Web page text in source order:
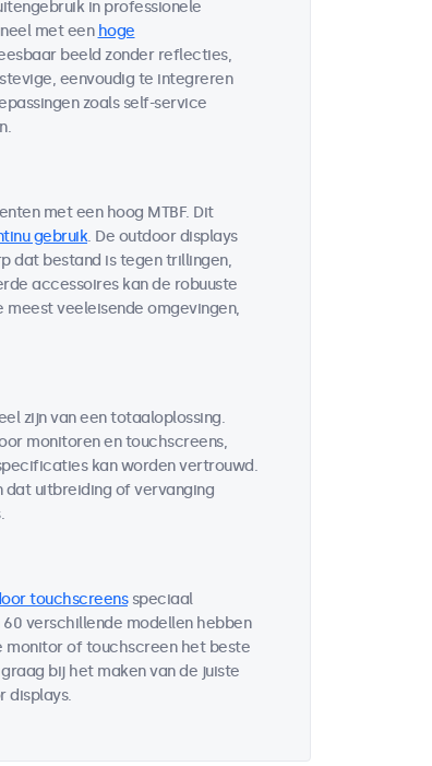
in professionele
met een hoge
beeld zonder reflecties,
eenvoudig te integreren
zoals self-service
met een hoog MTBF. Dit
gebruik. De outdoor displays
dat bestand is tegen trillingen,
accessoires kan de robuuste
veeleisende omgevingen,
zijn van een totaaloplossing.
monitoren en touchscreens,
kan worden vertrouwd.
dat uitbreiding of vervanging
touchscreensspeciaal
verschillende modellen hebben
monitor of touchscreen het beste
bij het maken van de juiste
displays.